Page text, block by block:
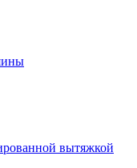
вытяжкой